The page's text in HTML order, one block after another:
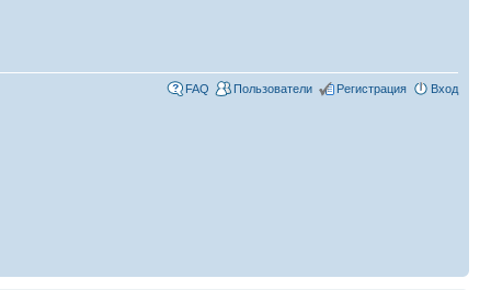
FAQ Пользователи Регистрация Вход